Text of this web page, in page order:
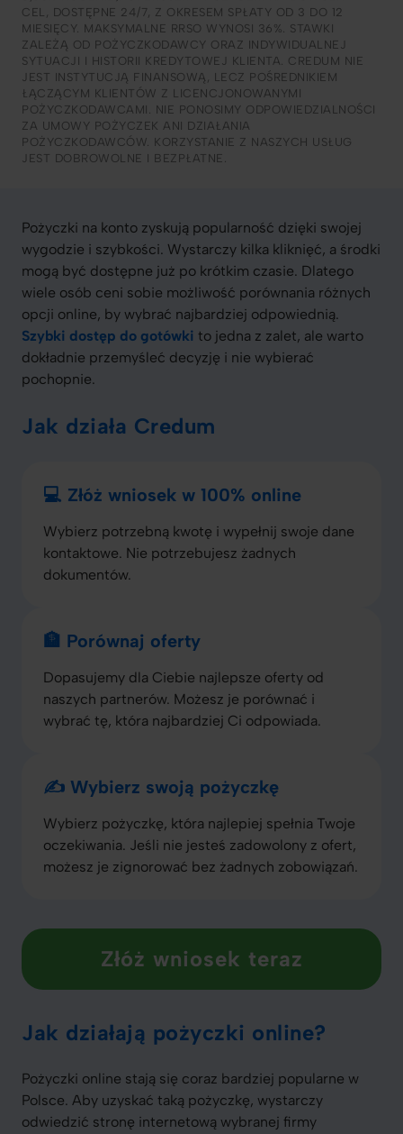
CEL, DOSTĘPNE 24/7, Z OKRESEM SPŁATY OD 3 DO 12
MIESIĘCY. MAKSYMALNE RRSO WYNOSI 36%. STAWKI
ZALEŻĄ OD POŻYCZKODAWCY ORAZ INDYWIDUALNEJ
SYTUACJI I HISTORII KREDYTOWEJ KLIENTA. CREDUM NIE
JEST INSTYTUCJĄ FINANSOWĄ, LECZ POŚREDNIKIEM
ŁĄCZĄCYM KLIENTÓW Z LICENCJONOWANYMI
POŻYCZKODAWCAMI. NIE PONOSIMY ODPOWIEDZIALNOŚCI
ZA UMOWY POŻYCZEK ANI DZIAŁANIA
POŻYCZKODAWCÓW. KORZYSTANIE Z NASZYCH USŁUG
JEST DOBROWOLNE I BEZPŁATNE.
Pożyczki na konto zyskują popularność dzięki swojej
wygodzie i szybkości. Wystarczy kilka kliknięć, a środki
mogą być dostępne już po krótkim czasie. Dlatego
wiele osób ceni sobie możliwość porównania różnych
opcji online, by wybrać najbardziej odpowiednią.
Szybki dostęp do gotówki to jedna z zalet, ale warto
dokładnie przemyśleć decyzję i nie wybierać
pochopnie.
Jak działa Credum
💻 Złóż wniosek w 100% online
Wybierz potrzebną kwotę i wypełnij swoje dane
kontaktowe. Nie potrzebujesz żadnych
dokumentów.
🏦 Porównaj oferty
Dopasujemy dla Ciebie najlepsze oferty od
naszych partnerów. Możesz je porównać i
wybrać tę, która najbardziej Ci odpowiada.
✍️ Wybierz swoją pożyczkę
Wybierz pożyczkę, która najlepiej spełnia Twoje
oczekiwania. Jeśli nie jesteś zadowolony z ofert,
możesz je zignorować bez żadnych zobowiązań.
Złóż wniosek teraz
Jak działają pożyczki online?
Pożyczki online stają się coraz bardziej popularne w
Polsce. Aby uzyskać taką pożyczkę, wystarczy
odwiedzić stronę internetową wybranej firmy